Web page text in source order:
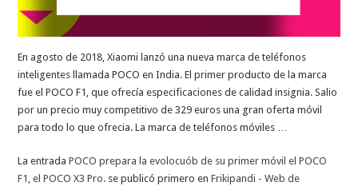
En agosto de 2018, Xiaomi lanzó una nueva marca de teléfonos
inteligentes llamada POCO en India. El primer producto de la marca
fue el POCO F1, que ofrecía especificaciones de calidad insignia. Salio
por un precio muy competitivo de 329 euros una gran oferta móvil
para todo lo que ofrecia. La marca de teléfonos móviles …
La entradaPOCO prepara la evolocuób de su primer móvil el POCO
F1, el POCO X3 Pro. se publicó primero enFrikipandi - Web de